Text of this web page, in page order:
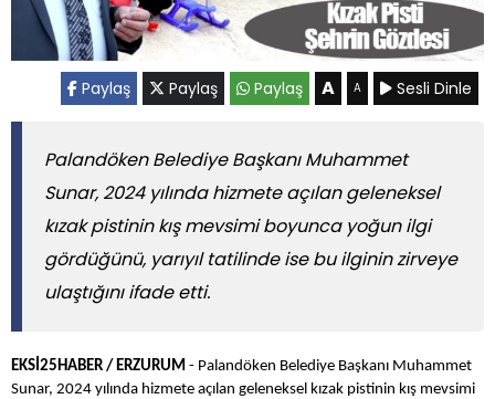
Paylaş Paylaş Paylaş A A Sesli Dinle
Palandöken Belediye Başkanı Muhammet
Sunar, 2024 yılında hizmete açılan geleneksel
kızak pistinin kış mevsimi boyunca yoğun ilgi
gördüğünü, yarıyıl tatilinde ise bu ilginin zirveye
ulaştığını ifade etti.
EKSİ25HABER / ERZURUM - Palandöken Belediye Başkanı Muhammet
Sunar, 2024 yılında hizmete açılan geleneksel kızak pistinin kış mevsimi